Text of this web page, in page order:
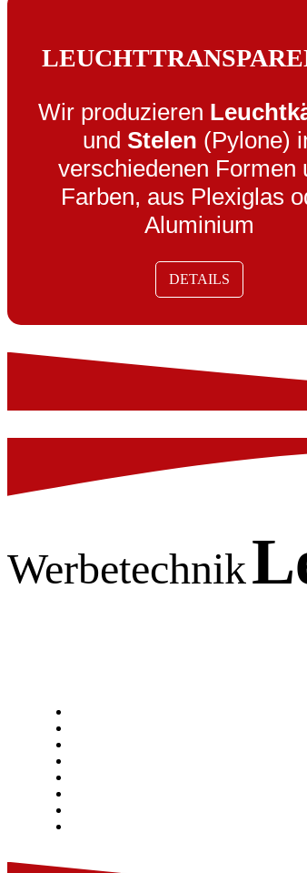
Wir produzieren
und Stelen (Pylone)
verschiedenen Formen
Farben, aus Plexiglas
Aluminium
DETAILS
Werbetechnik